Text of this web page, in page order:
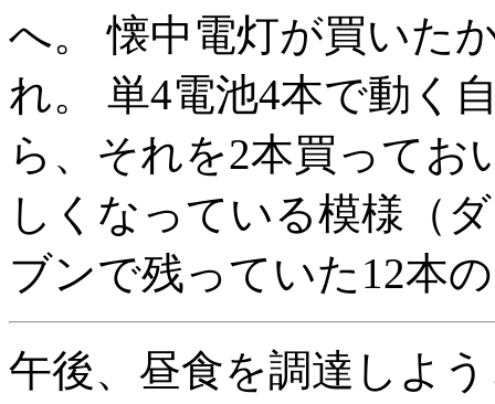
へ。 懐中電灯が買いた
れ。 単4電池4本で動く
ら、それを2本買ってお
しくなっている模様（
ブンで残っていた12本
午後、昼食を調達しよ